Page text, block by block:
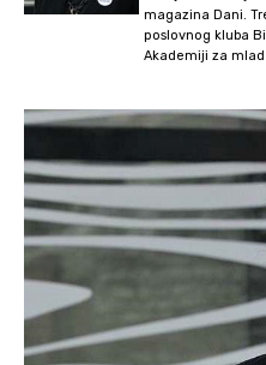
magazina Dani.
poslovnog kluba
Akademiji za